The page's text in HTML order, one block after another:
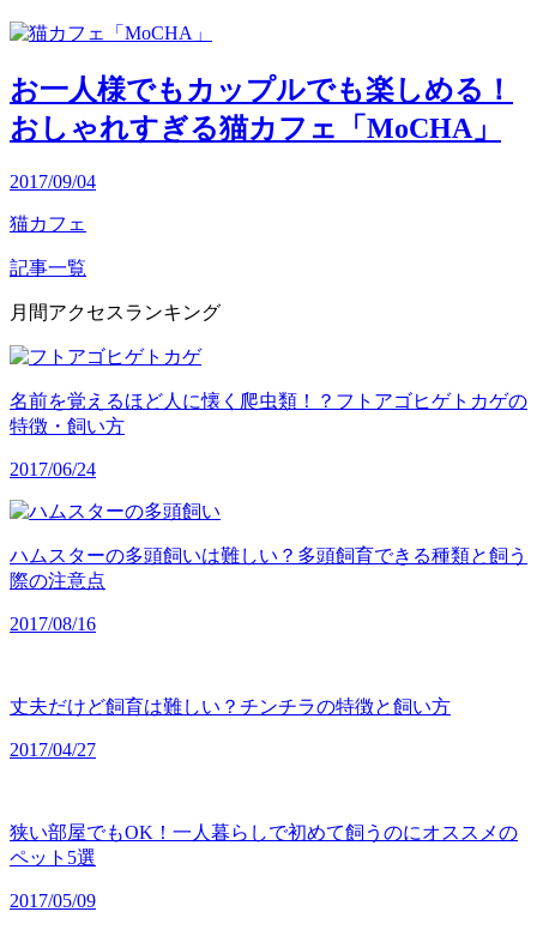
お一人様でもカップルでも楽しめる！
おしゃれすぎる猫カフェ「MoCHA」
2017/09/04
猫カフェ
記事一覧
月間アクセスランキング
名前を覚えるほど人に懐く爬虫類！？フトアゴヒゲトカゲの
特徴・飼い方
2017/06/24
ハムスターの多頭飼いは難しい？多頭飼育できる種類と飼う
際の注意点
2017/08/16
丈夫だけど飼育は難しい？チンチラの特徴と飼い方
2017/04/27
狭い部屋でもOK！一人暮らしで初めて飼うのにオススメの
ペット5選
2017/05/09